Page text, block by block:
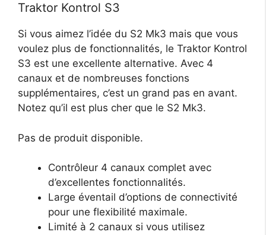
Traktor Kontrol S3
Si vous aimez l’idée du S2 Mk3 mais que vous
voulez plus de fonctionnalités, le Traktor Kontrol
S3 est une excellente alternative. Avec 4
canaux et de nombreuses fonctions
supplémentaires, c’est un grand pas en avant.
Notez qu’il est plus cher que le S2 Mk3.
Pas de produit disponible.
Contrôleur 4 canaux complet avec
d’excellentes fonctionnalités.
Large éventail d’options de connectivité
pour une flexibilité maximale.
Limité à 2 canaux si vous utilisez